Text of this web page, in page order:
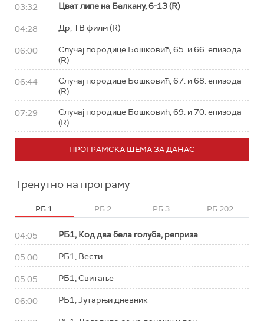
03:32 Цват липе на Балкану, 6-13 (R)
04:28 Др, ТВ филм (R)
06:00
Случај породице Бошковић, 65. и 66. епизода
(R)
06:44
Случај породице Бошковић, 67. и 68. епизода
(R)
07:29
Случај породице Бошковић, 69. и 70. епизода
(R)
ПРОГРАМСКА ШЕМА ЗА ДАНАС
Тренутно на програму
РБ 1 РБ 2 РБ 3 РБ 202
04:05 РБ1, Код два бела голуба, реприза
05:00 РБ1, Вести
05:05 РБ1, Свитање
06:00 РБ1, Јутарњи дневник